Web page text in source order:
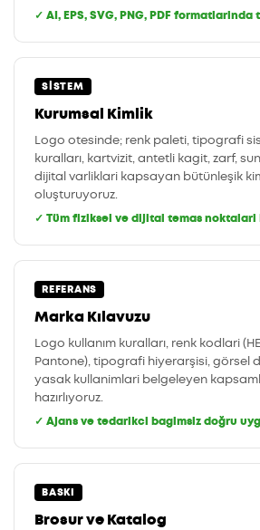
✓ AI, EPS, SVG, PNG, PDF formatlarinda
SISTEM
Kurumsal Kimlik
Logo otesinde; renk paleti, tipografi
kuralları, kartvizit, antetli kagit, zarf,
dijital varliklari kapsayan bütünleşik
oluşturuyoruz.
✓ Tüm fiziksel ve dijital temas noktalari
REFERANS
Marka Kılavuzu
Logo kullanım kuralları, renk kodlari
Pantone), tipografi hiyerarşisi, görsel
yasak kullanimlari belgeleyen
hazırlıyoruz.
✓ Ajans ve tedarikci bagimsiz doğru
BASKI
Brosur ve Katalog